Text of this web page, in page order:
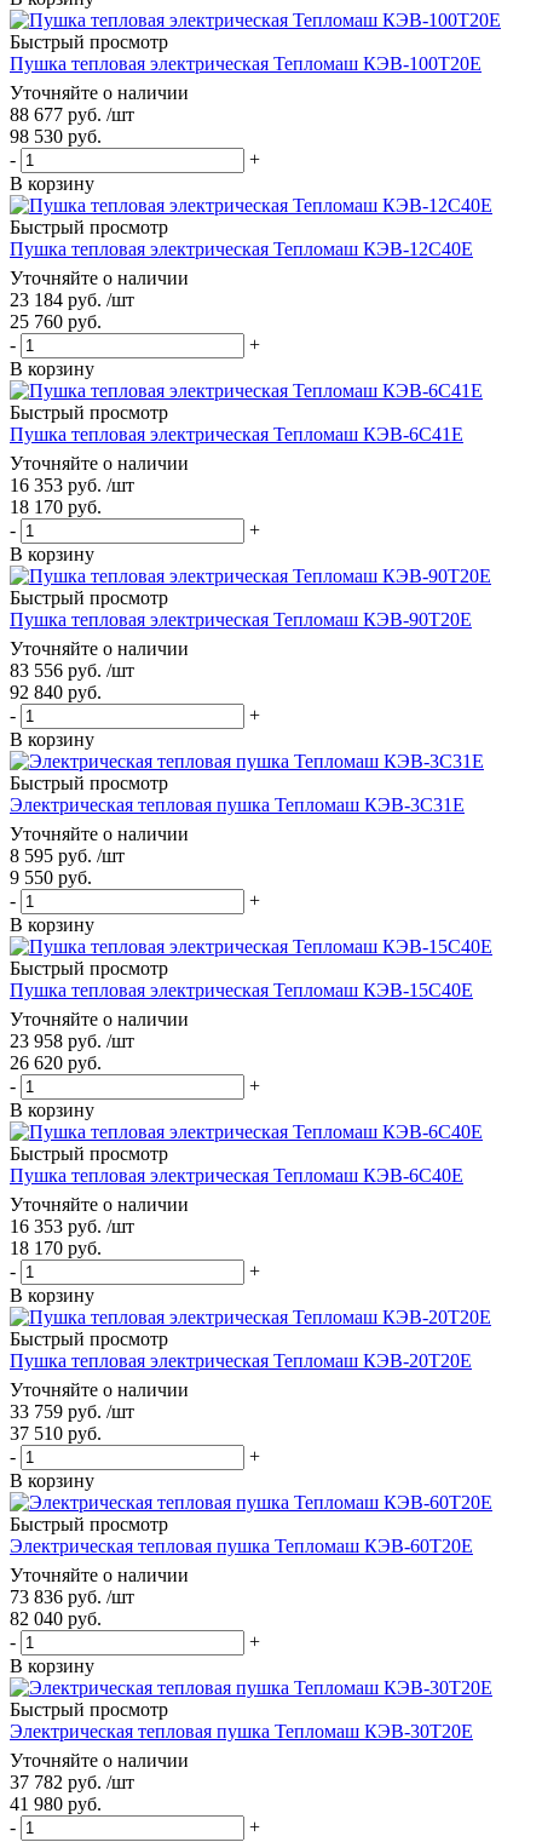
Быстрый просмотр
Пушка тепловая электрическая Тепломаш КЭВ-100Т20Е
Уточняйте о наличии
88 677 руб. /шт
98 530 руб.
-
+
В корзину
Быстрый просмотр
Пушка тепловая электрическая Тепломаш КЭВ-12С40Е
Уточняйте о наличии
23 184 руб. /шт
25 760 руб.
-
+
В корзину
Быстрый просмотр
Пушка тепловая электрическая Тепломаш КЭВ-6С41Е
Уточняйте о наличии
16 353 руб. /шт
18 170 руб.
-
+
В корзину
Быстрый просмотр
Пушка тепловая электрическая Тепломаш КЭВ-90Т20Е
Уточняйте о наличии
83 556 руб. /шт
92 840 руб.
-
+
В корзину
Быстрый просмотр
Электрическая тепловая пушка Тепломаш КЭВ-3С31Е
Уточняйте о наличии
8 595 руб. /шт
9 550 руб.
-
+
В корзину
Быстрый просмотр
Пушка тепловая электрическая Тепломаш КЭВ-15С40Е
Уточняйте о наличии
23 958 руб. /шт
26 620 руб.
-
+
В корзину
Быстрый просмотр
Пушка тепловая электрическая Тепломаш КЭВ-6С40Е
Уточняйте о наличии
16 353 руб. /шт
18 170 руб.
-
+
В корзину
Быстрый просмотр
Пушка тепловая электрическая Тепломаш КЭВ-20Т20Е
Уточняйте о наличии
33 759 руб. /шт
37 510 руб.
-
+
В корзину
Быстрый просмотр
Электрическая тепловая пушка Тепломаш КЭВ-60Т20Е
Уточняйте о наличии
73 836 руб. /шт
82 040 руб.
-
+
В корзину
Быстрый просмотр
Электрическая тепловая пушка Тепломаш КЭВ-30Т20Е
Уточняйте о наличии
37 782 руб. /шт
41 980 руб.
-
+